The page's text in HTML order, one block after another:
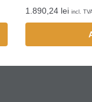
1.890,24 lei incl.